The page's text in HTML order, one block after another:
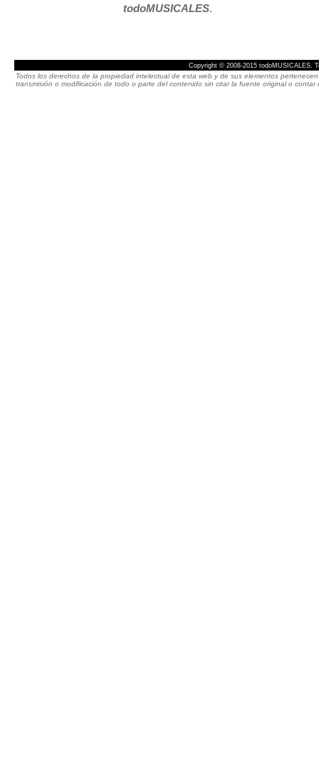
todoMUSICALES.
Copyright © 2008-2015 todoMUSICALES.
Todos los derechos de la propiedad intelectual de esta web y de sus elementos
transmisión o modificación de todo o parte del contenido sin citar la fuente original o